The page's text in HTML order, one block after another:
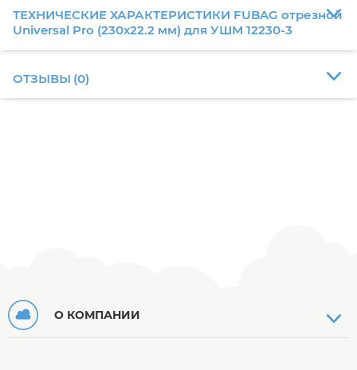
ТЕХНИЧЕСКИЕ ХАРАКТЕРИСТИКИ FUBAG отрезной
Universal Pro (230х22.2 мм) для УШМ 12230-3
ОТЗЫВЫ (0)
О КОМПАНИИ